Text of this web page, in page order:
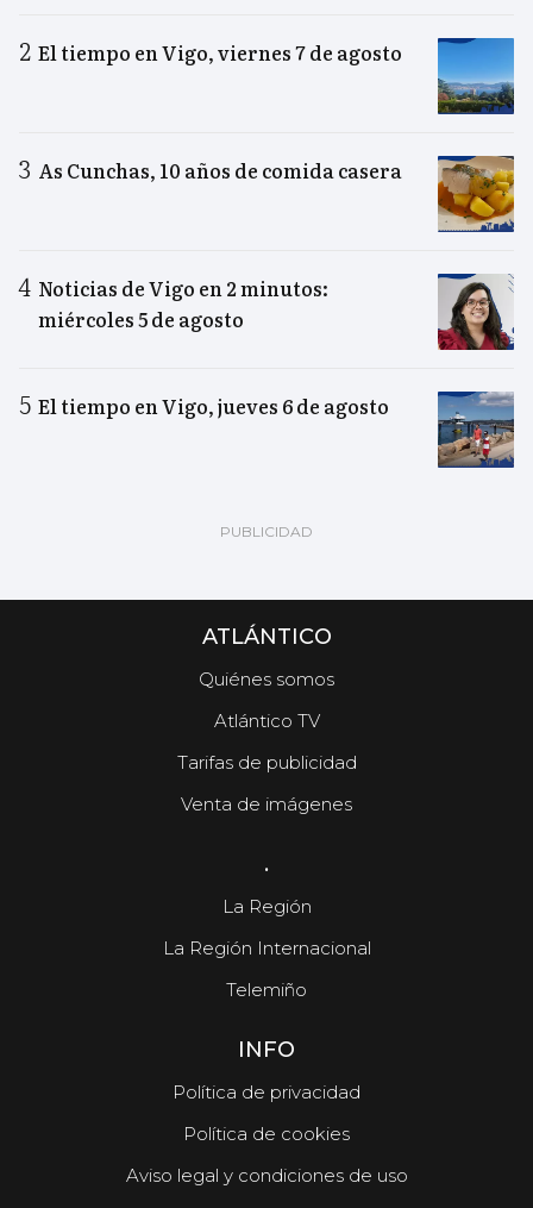
El tiempo en Vigo, viernes 7 de agosto
As Cunchas, 10 años de comida casera
Noticias de Vigo en 2 minutos:
miércoles 5 de agosto
El tiempo en Vigo, jueves 6 de agosto
ATLÁNTICO
Quiénes somos
Atlántico TV
Tarifas de publicidad
Venta de imágenes
.
La Región
La Región Internacional
Telemiño
INFO
Política de privacidad
Política de cookies
Aviso legal y condiciones de uso